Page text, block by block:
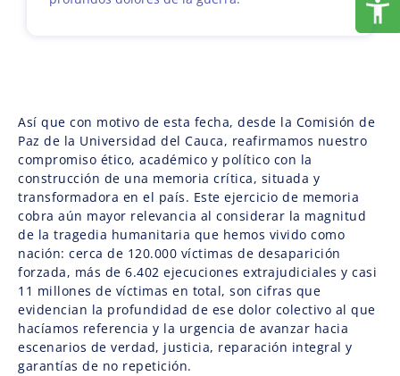
Así que con motivo de esta fecha, desde la Comisión de
Paz de la Universidad del Cauca, reafirmamos nuestro
compromiso ético, académico y político con la
construcción de una memoria crítica, situada y
transformadora en el país. Este ejercicio de memoria
cobra aún mayor relevancia al considerar la magnitud
de la tragedia humanitaria que hemos vivido como
nación: cerca de 120.000 víctimas de desaparición
forzada, más de 6.402 ejecuciones extrajudiciales y casi
11 millones de víctimas en total, son cifras que
evidencian la profundidad de ese dolor colectivo al que
hacíamos referencia y la urgencia de avanzar hacia
escenarios de verdad, justicia, reparación integral y
garantías de no repetición.